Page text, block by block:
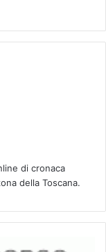
di cronaca
della Toscana.